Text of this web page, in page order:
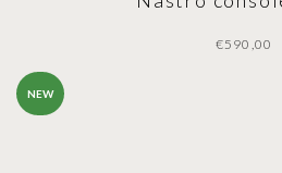
€
NEW